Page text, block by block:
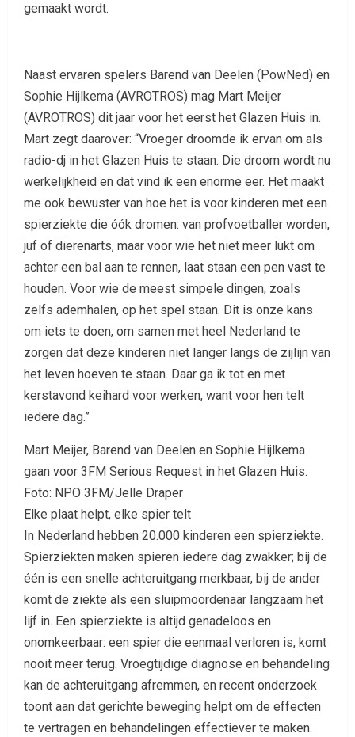
gemaakt wordt.
Naast ervaren spelers Barend van Deelen (PowNed) en
Sophie Hijlkema (AVROTROS) mag Mart Meijer
(AVROTROS) dit jaar voor het eerst het Glazen Huis in.
Mart zegt daarover: “Vroeger droomde ik ervan om als
radio-dj in het Glazen Huis te staan. Die droom wordt nu
werkelijkheid en dat vind ik een enorme eer. Het maakt
me ook bewuster van hoe het is voor kinderen met een
spierziekte die óók dromen: van profvoetballer worden,
juf of dierenarts, maar voor wie het niet meer lukt om
achter een bal aan te rennen, laat staan een pen vast te
houden. Voor wie de meest simpele dingen, zoals
zelfs ademhalen, op het spel staan. Dit is onze kans
om iets te doen, om samen met heel Nederland te
zorgen dat deze kinderen niet langer langs de zijlijn van
het leven hoeven te staan. Daar ga ik tot en met
kerstavond keihard voor werken, want voor hen telt
iedere dag.”
Mart Meijer, Barend van Deelen en Sophie Hijlkema
gaan voor 3FM Serious Request in het Glazen Huis.
Foto: NPO 3FM/Jelle Draper
Elke plaat helpt, elke spier telt
In Nederland hebben 20.000 kinderen een spierziekte.
Spierziekten maken spieren iedere dag zwakker; bij de
één is een snelle achteruitgang merkbaar, bij de ander
komt de ziekte als een sluipmoordenaar langzaam het
lijf in. Een spierziekte is altijd genadeloos en
onomkeerbaar: een spier die eenmaal verloren is, komt
nooit meer terug. Vroegtijdige diagnose en behandeling
kan de achteruitgang afremmen, en recent onderzoek
toont aan dat gerichte beweging helpt om de effecten
te vertragen en behandelingen effectiever te maken.